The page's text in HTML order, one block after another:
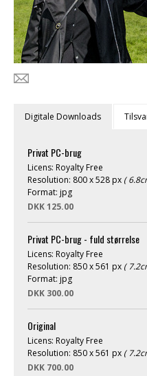
Digitale Downloads
Privat PC-brug
Licens: Royalty Free
Resolution: 800 x 528 px (
Format: jpg
DKK 125.00
Privat PC-brug - fuld størrelse
Licens: Royalty Free
Resolution: 850 x 561 px (
Format: jpg
DKK 300.00
Original
Licens: Royalty Free
Resolution: 850 x 561 px (
DKK 700.00